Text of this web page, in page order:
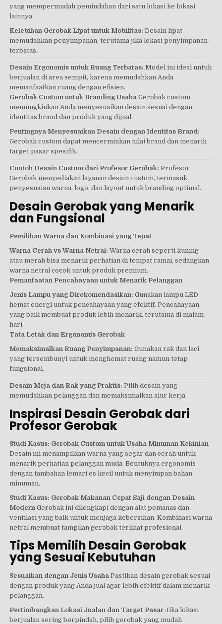
yang mempermudah pemindahan dari satu lokasi ke lokasi
lainnya.
Kelebihan Gerobak Lipat untuk Mobilitas: Desain lipat
memudahkan penyimpanan, terutama jika lokasi penyimpanan
terbatas.
Desain Ergonomis untuk Ruang Terbatas: Model ini ideal untuk
berjualan di area sempit, karena memudahkan Anda
memanfaatkan ruang dengan efisien.
Gerobak Custom untuk Branding Usaha Gerobak custom
memungkinkan Anda menyesuaikan desain sesuai dengan
identitas brand dan produk yang dijual.
Pentingnya Menyesuaikan Desain dengan Identitas Brand:
Gerobak custom dapat mencerminkan nilai brand dan menarik
target pasar spesifik.
Contoh Desain Custom dari Profesor Gerobak: Profesor
Gerobak menyediakan layanan desain custom, termasuk
penyesuaian warna, logo, dan layout untuk branding optimal.
Desain Gerobak yang Menarik
dan Fungsional
Pemilihan Warna dan Kombinasi yang Tepat
Warna Cerah vs Warna Netral: Warna cerah seperti kuning
atau merah bisa menarik perhatian di tempat ramai, sedangkan
warna netral cocok untuk produk premium.
Pemanfaatan Pencahayaan untuk Menarik Pelanggan
Jenis Lampu yang Direkomendasikan: Gunakan lampu LED
hemat energi untuk pencahayaan yang efektif. Pencahayaan
yang baik membuat produk lebih menarik, terutama di malam
hari.
Tata Letak dan Ergonomis Gerobak
Memaksimalkan Ruang Penyimpanan: Gunakan rak dan laci
yang tersembunyi untuk menghemat ruang namun tetap
fungsional.
Desain Meja dan Rak yang Praktis: Pilih desain yang
memudahkan pelanggan dan memaksimalkan alur kerja.
Inspirasi Desain Gerobak dari
Profesor Gerobak
Studi Kasus: Gerobak Custom untuk Usaha Minuman Kekinian
Desain ini menampilkan warna yang segar dan cerah untuk
menarik perhatian pelanggan muda. Bentuknya ergonomis
dengan tambahan lemari es kecil untuk menyimpan bahan
minuman.
Studi Kasus: Gerobak Makanan Cepat Saji dengan Desain
Modern Gerobak ini dilengkapi dengan alat pemanas dan
ventilasi yang baik untuk menjaga kebersihan. Kombinasi warna
netral membuat tampilan gerobak terlihat profesional.
Tips Memilih Desain Gerobak
yang Sesuai Kebutuhan
Sesuaikan dengan Jenis Usaha Pastikan desain gerobak sesuai
dengan produk yang Anda jual agar lebih efektif dalam menarik
pelanggan.
Pertimbangkan Lokasi Jualan dan Target Pasar Jika lokasi
berjualan sering berpindah, pilih gerobak yang mudah